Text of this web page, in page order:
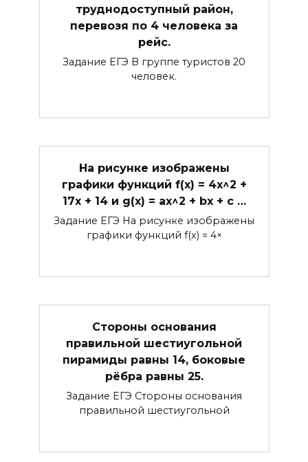
труднодоступный район,
перевозя по 4 человека за
рейс.
Задание ЕГЭ В группе туристов 20
человек.
На рисунке изображены
графики функций f(x) = 4x^2 +
17x + 14 и g(x) = ax^2 + bx + c …
Задание ЕГЭ На рисунке изображены
графики функций f(x) = 4×
Стороны основания
правильной шестиугольной
пирамиды равны 14, боковые
рёбра равны 25.
Задание ЕГЭ Стороны основания
правильной шестиугольной